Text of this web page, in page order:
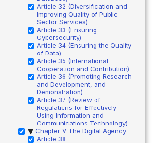
Article 32 (Diversification and
Improving Quality of Public
Sector Services)
Article 33 (Ensuring
Cybersecurity)
Article 34 (Ensuring the Quality
of Data)
Article 35 (International
Cooperation and Contribution)
Article 36 (Promoting Research
and Development, and
Demonstration)
Article 37 (Review of
Regulations for Effectively
Using Information and
Communications Technology)
▶ Chapter V The Digital Agency
Article 38